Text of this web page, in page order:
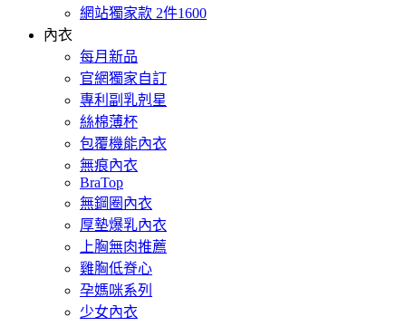
網站獨家款 2件1600
內衣
每月新品
官網獨家自訂
專利副乳剋星
絲棉薄杯
包覆機能內衣
無痕內衣
BraTop
無鋼圈內衣
厚墊爆乳內衣
上胸無肉推薦
雞胸低脊心
孕媽咪系列
少女內衣